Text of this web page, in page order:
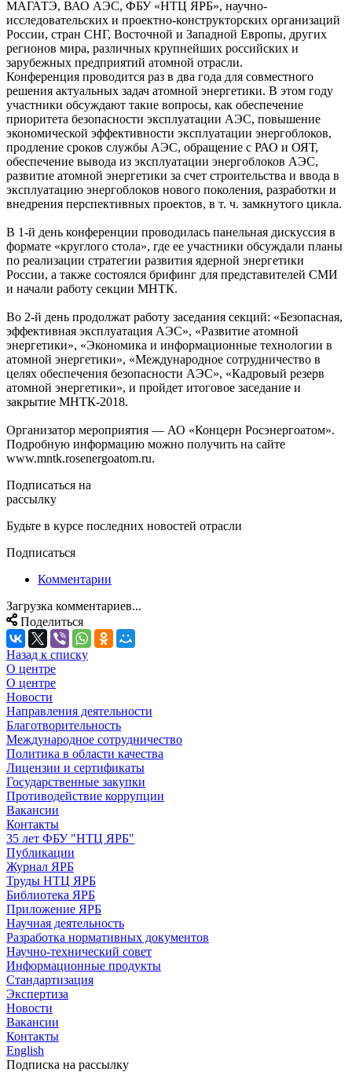
МАГАТЭ, ВАО АЭС, ФБУ «НТЦ ЯРБ», научно-
исследовательских и проектно-конструкторских организаций
России, стран СНГ, Восточной и Западной Европы, других
регионов мира, различных крупнейших российских и
зарубежных предприятий атомной отрасли.
Конференция проводится раз в два года для совместного
решения актуальных задач атомной энергетики. В этом году
участники обсуждают такие вопросы, как обеспечение
приоритета безопасности эксплуатации АЭС, повышение
экономической эффективности эксплуатации энергоблоков,
продление сроков службы АЭС, обращение с РАО и ОЯТ,
обеспечение вывода из эксплуатации энергоблоков АЭС,
развитие атомной энергетики за счет строительства и ввода в
эксплуатацию энергоблоков нового поколения, разработки и
внедрения перспективных проектов, в т. ч. замкнутого цикла.
В 1-й день конференции проводилась панельная дискуссия в
формате «круглого стола», где ее участники обсуждали планы
по реализации стратегии развития ядерной энергетики
России, а также состоялся брифинг для представителей СМИ
и начали работу секции МНТК.
Во 2-й день продолжат работу заседания секций: «Безопасная,
эффективная эксплуатация АЭС», «Развитие атомной
энергетики», «Экономика и информационные технологии в
атомной энергетики», «Международное сотрудничество в
целях обеспечения безопасности АЭС», «Кадровый резерв
атомной энергетики», и пройдет итоговое заседание и
закрытие МНТК-2018.
Организатор мероприятия — АО «Концерн Росэнергоатом».
Подробную информацию можно получить на сайте
www.mntk.rosenergoatom.ru.
Подписаться на
рассылку
Будьте в курсе последних новостей отрасли
Подписаться
Комментарии
Загрузка комментариев...
Поделиться
Назад к списку
О центре
О центре
Новости
Направления деятельности
Благотворительность
Международное сотрудничество
Политика в области качества
Лицензии и сертификаты
Государственные закупки
Противодействие коррупции
Вакансии
Контакты
35 лет ФБУ "НТЦ ЯРБ"
Публикации
Журнал ЯРБ
Труды НТЦ ЯРБ
Библиотека ЯРБ
Приложение ЯРБ
Научная деятельность
Разработка нормативных документов
Научно-технический совет
Информационные продукты
Стандартизация
Экспертиза
Новости
Вакансии
Контакты
English
Подписка на рассылку